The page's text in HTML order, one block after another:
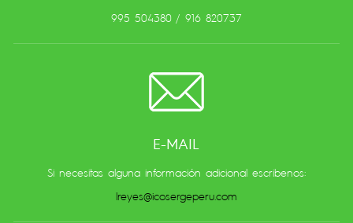
995 504380 / 916 820737
E-MAIL
Si necesitas alguna información adicional escribenos:
lreyes@icosergeperu.com